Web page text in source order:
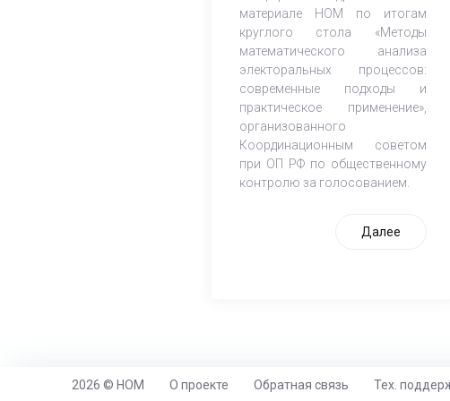
материале НОМ по итогам
круглого стола «Методы
математического анализа
электоральных процессов:
современные подходы и
практическое применение»,
организованного
Координационным советом
при ОП РФ по общественному
контролю за голосованием.
Далее
https://www.high-endrolex.com/26
2026 © НОМ О проекте Обратная связь Тех.